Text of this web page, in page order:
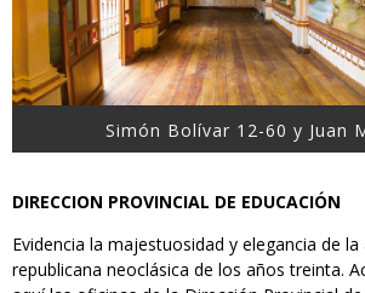
Simón Bolívar 12-60 y Juan
DIRECCION PROVINCIAL DE EDUCACIÓN
Evidencia la majestuosidad y elegancia de
republicana neoclásica de los años treinta.